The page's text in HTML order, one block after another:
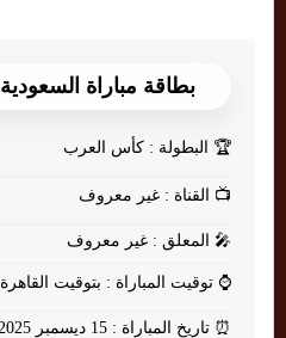
بطاقة مباراة السعودية Vs الاردن
🏆 البطولة : كأس العرب
📺 القناة : غير معروف
🎤 المعلق : غير معروف
⌚ توقيت المباراة : بتوقيت القاهرة
⏰ تاريخ المباراة : 15 ديسمبر 2025